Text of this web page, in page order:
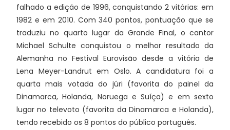
falhado a edição de 1996, conquistando 2 vitórias: em
1982 e em 2010. Com 340 pontos, pontuação que se
traduziu no quarto lugar da Grande Final, o cantor
Michael Schulte conquistou o melhor resultado da
Alemanha no Festival Eurovisão desde a vitória de
Lena Meyer-Landrut em Oslo. A candidatura foi a
quarta mais votada do júri (favorita do painel da
Dinamarca, Holanda, Noruega e Suíça) e em sexto
lugar no televoto (favorita da Dinamarca e Holanda),
tendo recebido os 8 pontos do público português.